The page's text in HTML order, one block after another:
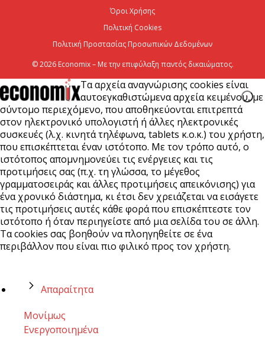
Όροι Χρήσης
Πολιτική Cookies
Πολιτική Προστασίας Προσωπικών Δεδομένων
© 2026 Economix – Με την επιφύλαξη παντός δικαιώματος.
Τα αρχεία αναγνώρισης cookies είναι
αυτοεγκαθιστώμενα αρχεία κειμένου, με
σύντομο περιεχόμενο, που αποθηκεύονται επιτρεπτά
στον ηλεκτρονικό υπολογιστή ή άλλες ηλεκτρονικές
συσκευές (λ.χ. κινητά τηλέφωνα, tablets κ.ο.κ.) του χρήστη,
που επισκέπτεται έναν ιστότοπο. Με τον τρόπο αυτό, ο
ιστότοπος απομνημονεύει τις ενέργειες και τις
προτιμήσεις σας (π.χ. τη γλώσσα, το μέγεθος
γραμματοσειράς και άλλες προτιμήσεις απεικόνισης) για
ένα χρονικό διάστημα, κι έτσι δεν χρειάζεται να εισάγετε
τις προτιμήσεις αυτές κάθε φορά που επισκέπτεστε τον
ιστότοπο ή όταν περιηγείστε από μια σελίδα του σε άλλη.
Τα cookies σας βοηθούν να πλοηγηθείτε σε ένα
περιβάλλον που είναι πιο φιλικό προς τον χρήστη.
Απαραίτητα
Μονίμως
Ενεργοποιημένα